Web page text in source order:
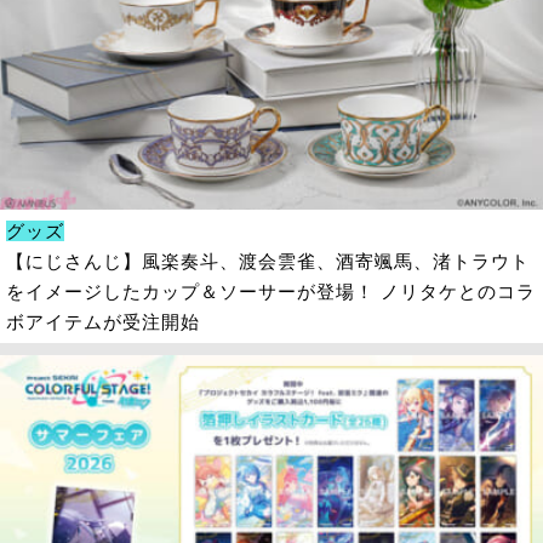
グッズ
【にじさんじ】風楽奏斗、渡会雲雀、酒寄颯馬、渚トラウト
をイメージしたカップ＆ソーサーが登場！ ノリタケとのコラ
ボアイテムが受注開始